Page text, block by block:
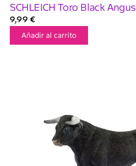
SCHLEICH Toro Black Angus
9,99 €
Añadir al carrito